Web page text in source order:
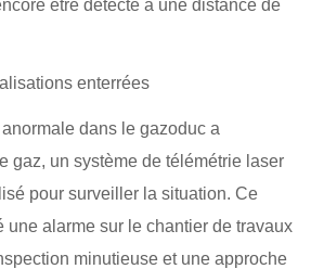
enterrées
dans le gazoduc a
gaz, un système de télémétrie laser
pour surveiller la situation. Ce
une alarme sur le chantier de travaux
minutieuse et une approche